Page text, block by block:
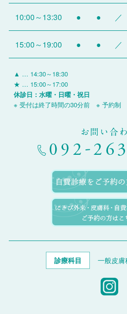
10:00～13:30 ● ● ／
15:00～19:00 ● ● ／
▲ … 14:30～18:30
★ … 15:00～17:00
休診日：水曜・日曜・祝日
※ 受付は終了時間の30分前 ※ 予約制
お問い合
診療科目 一般皮